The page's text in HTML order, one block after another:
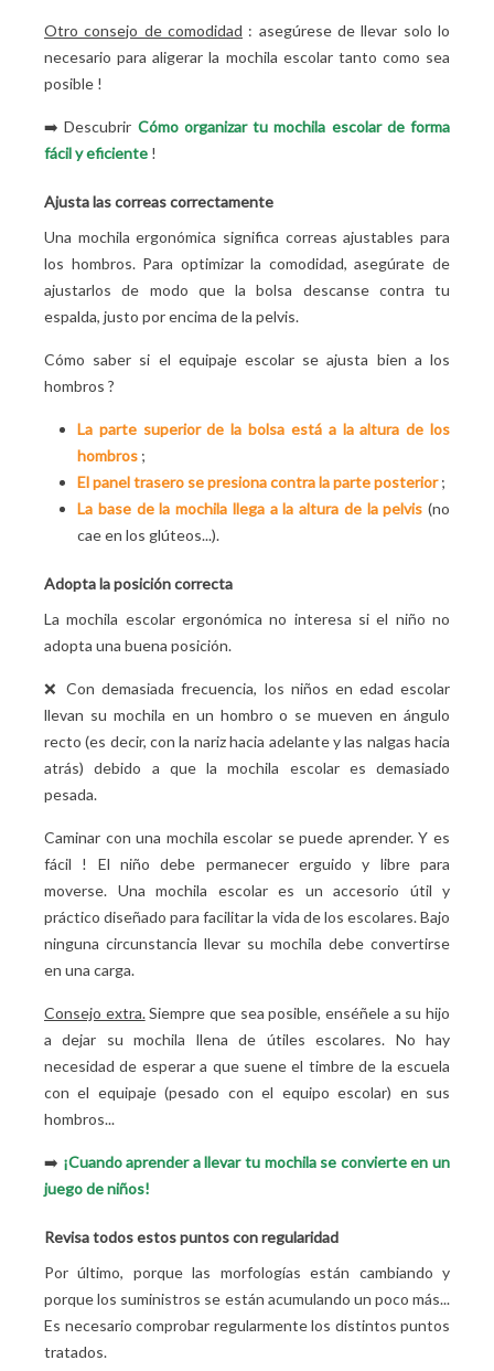
Otro consejo de comodidad : asegúrese de llevar solo lo
necesario para aligerar la mochila escolar tanto como sea
posible !
➡️Descubrir Cómo organizar tu mochila escolar de forma
fácil y eficiente !
Ajusta las correas correctamente
Una mochila ergonómica significa correas ajustables para
los hombros. Para optimizar la comodidad, asegúrate de
ajustarlos de modo que la bolsa descanse contra tu
espalda, justo por encima de la pelvis.
Cómo saber si el equipaje escolar se ajusta bien a los
hombros ?
La parte superior de la bolsa está a la altura de los
hombros ;
El panel trasero se presiona contra la parte posterior ;
La base de la mochila llega a la altura de la pelvis (no
cae en los glúteos...).
Adopta la posición correcta
La mochila escolar ergonómica no interesa si el niño no
adopta una buena posición.
❌ Con demasiada frecuencia, los niños en edad escolar
llevan su mochila en un hombro o se mueven en ángulo
recto (es decir, con la nariz hacia adelante y las nalgas hacia
atrás) debido a que la mochila escolar es demasiado
pesada.
Caminar con una mochila escolar se puede aprender. Y es
fácil
! El niño debe permanecer erguido y libre para
moverse. Una mochila escolar es un accesorio útil y
práctico diseñado para facilitar la vida de los escolares. Bajo
ninguna circunstancia llevar su mochila debe convertirse
en una carga.
Consejo extra.Siempre que sea posible, enséñele a su hijo
a dejar su mochila llena de útiles escolares. No hay
necesidad de esperar a que suene el timbre de la escuela
con el equipaje (pesado con el equipo escolar) en sus
hombros...
➡️ ¡Cuando aprender a llevar tu mochila se convierte en un
juego de niños!
Revisa todos estos puntos con regularidad
Por último, porque las morfologías están cambiando y
porque los suministros se están acumulando un poco más...
Es necesario comprobar regularmente los distintos puntos
tratados.